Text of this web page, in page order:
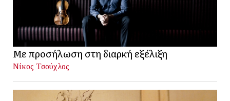
Με προσήλωση στη διαρκή εξέλιξη
Νίκος Τσούχλος